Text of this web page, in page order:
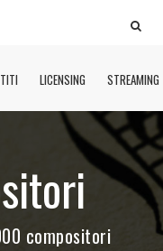
LICENSING STREAMING
compositori